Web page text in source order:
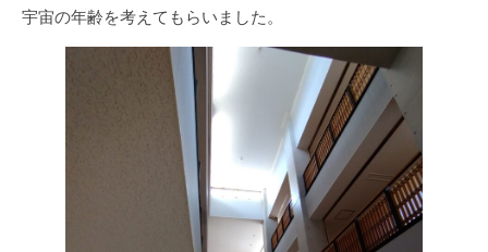
宇宙の年齢を考えてもらいました。